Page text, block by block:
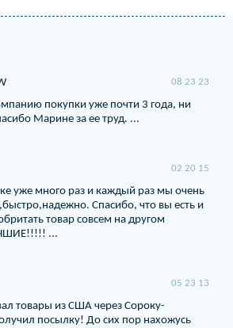
08 23 23
покупки уже почти 3 года, ни
Марине за ее труд. ...
02 20 15
уже много раз и каждый раз мы очень
Спасибо, что вы есть и
товар совсем на другом
...
05 23 13
товары из США через Сороку-
посылку! До сих пор нахожусь